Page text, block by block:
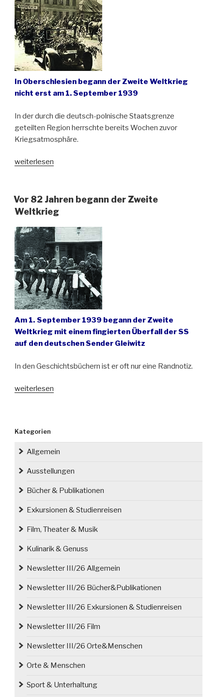
Zweiten
Weltkrieges“
In Oberschlesien begann der Zweite Weltkrieg
nicht erst am 1. September 1939
In der durch die deutsch-polnische Staatsgrenze
geteilten Region herrschte bereits Wochen zuvor
Kriegsatmosphäre.
„Oberschlesien
ersten
Kriegstagen“
weiterlesen
Vor 82 Jahren begann der Zweite
Weltkrieg
Am 1. September 1939 begann der Zweite
Weltkrieg mit einem fingierten Überfall der SS
auf den deutschen Sender Gleiwitz
In den Geschichtsbüchern ist er oft nur eine Randnotiz.
„Vor
der
Zweite
weiterlesen
Kategorien
Allgemein
Ausstellungen
Bücher & Publikationen
Exkursionen & Studienreisen
Film, Theater & Musik
Kulinarik & Genuss
Newsletter III/26 Allgemein
Newsletter III/26 Bücher&Publikationen
Newsletter III/26 Exkursionen & Studienreisen
Newsletter III/26 Film
Newsletter III/26 Orte&Menschen
Orte & Menschen
Sport & Unterhaltung